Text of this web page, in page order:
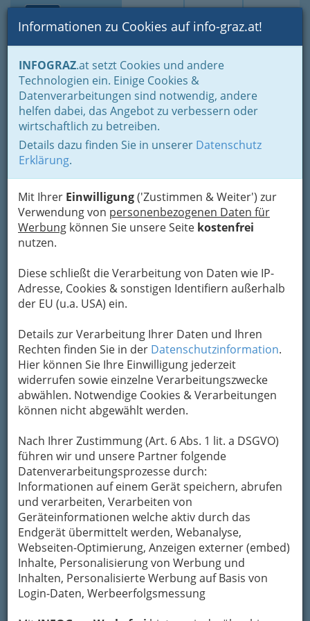
Suche Login Toggle
Informationen zu Cookies auf info-graz.at!
INFOGRAZ.at setzt Cookies und andere
Technologien ein. Einige Cookies &
Datenverarbeitungen sind notwendig, andere
helfen dabei, das Angebot zu verbessern oder
wirtschaftlich zu betreiben.
Details dazu finden Sie in unserer Datenschutz
Erklärung.
Mit Ihrer Einwilligung('Zustimmen & Weiter') zur
Verwendung von personenbezogenen Daten für
Werbung können Sie unsere Seite kostenfrei
nutzen.
Diese schließt die Verarbeitung von Daten wie IP-
Adresse, Cookies & sonstigen Identifiern außerhalb
der EU (u.a. USA) ein.
Details zur Verarbeitung Ihrer Daten und Ihren
Rechten finden Sie in der Datenschutzinformation.
Hier können Sie Ihre Einwilligung jederzeit
widerrufen sowie einzelne Verarbeitungszwecke
abwählen. Notwendige Cookies & Verarbeitungen
können nicht abgewählt werden.
Nach Ihrer Zustimmung (Art. 6 Abs. 1 lit. a DSGVO)
führen wir und unsere Partner folgende
Datenverarbeitungsprozesse durch:
Informationen auf einem Gerät speichern, abrufen
und verarbeiten, Verarbeiten von
Geräteinformationen welche aktiv durch das
Endgerät übermittelt werden, Webanalyse,
Webseiten-Optimierung, Anzeigen externer (embed)
Inhalte, Personalisierung von Werbung und
Inhalten, Personalisierte Werbung auf Basis von
Login-Daten, Werbeerfolgsmessung
Home Fotos Festivals und Veranstaltungsreihen
Elevate Festival Graz -
Festival für Musik, Kunst
und Politischen Diskurs
Elevate Festival, das Schloßberg-
Festival
Seit 2012 werden die ‚Elevate Awards‘ vergeben.
Klicken Sie auf das Bild – Sie werden dann, wie bei
können.
Mit Liki Lauda, Airlines oder E-Sports hat das
Elevate Festival in Grazdefinitiv wenig zu tun.
Elevate am Grazer Schloßberg (und anderen
Orten) ist ein international bekanntes, alljährlich
stattfindendes
Event rund um Musik, Kunst und
politischen Diskurs.
Der Grund, warum das Internet zu Elevate